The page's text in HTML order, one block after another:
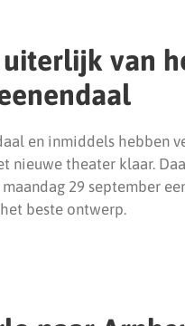
uiterlijk van
en inmiddels hebben
nieuwe theater klaar.
29 september
beste ontwerp.